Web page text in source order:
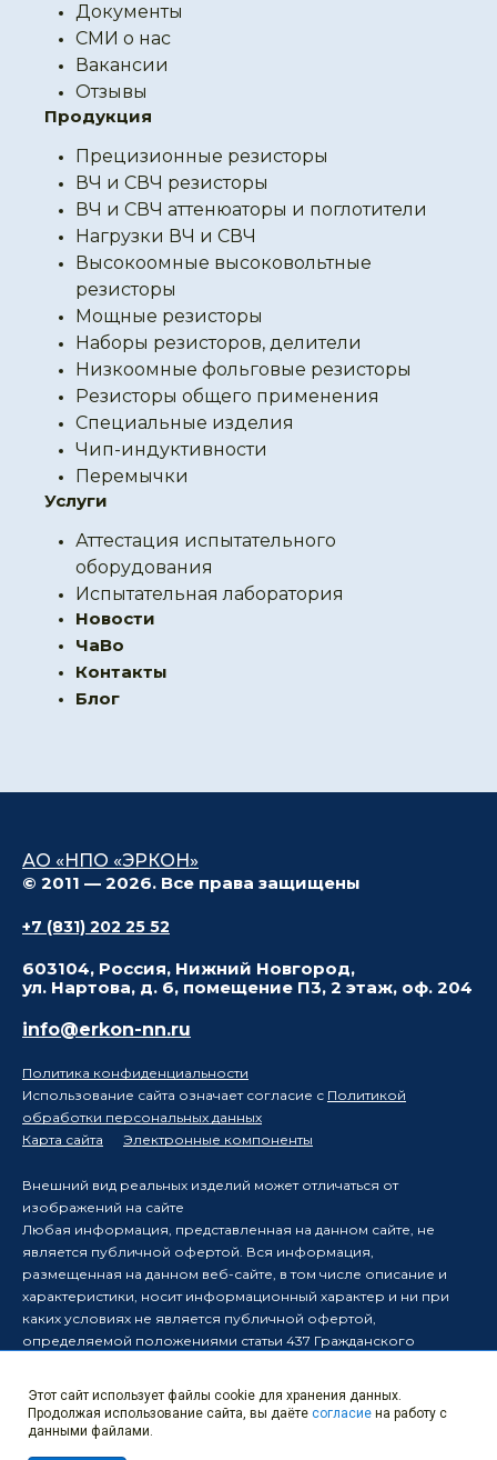
Документы
СМИ о нас
Вакансии
Отзывы
Продукция
Прецизионные резисторы
ВЧ и СВЧ резисторы
ВЧ и СВЧ аттенюаторы и поглотители
Нагрузки ВЧ и СВЧ
Высокоомные высоковольтные
резисторы
Мощные резисторы
Наборы резисторов, делители
Низкоомные фольговые резисторы
Резисторы общего применения
Специальные изделия
Чип-индуктивности
Перемычки
Услуги
Аттестация испытательного
оборудования
Испытательная лаборатория
Новости
ЧаВо
Контакты
Блог
АО «НПО «ЭРКОН»
© 2011 — 2026. Все права защищены
+7 (831) 202 25 52
603104, Россия, Нижний Новгород,
ул. Нартова, д. 6, помещение П3, 2 этаж, оф. 204
info@erkon-nn.ru
Политика конфиденциальности
Использование сайта означает согласие с Политикой
обработки персональных данных
Карта сайта
Электронные компоненты
Внешний вид реальных изделий может отличаться от
изображений на сайте
Любая информация, представленная на данном сайте, не
является публичной офертой. Вся информация,
размещенная на данном веб-сайте, в том числе описание и
характеристики, носит информационный характер и ни при
каких условиях не является публичной офертой,
определяемой положениями статьи 437 Гражданского
Производитель оставляет за собой право в одностороннем
порядке вносить изменения в информацию, размещенную на
данном веб-сайте, без уведомления третьих лиц о таких
Этот сайт использует файлы cookie для хранения данных.
Продолжая использование сайта, вы даёте согласие на работу с
данными файлами.